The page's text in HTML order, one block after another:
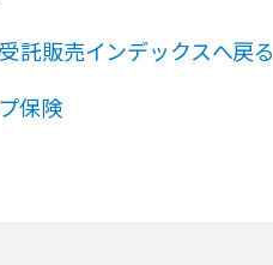
託販売インデックスへ戻る
保険